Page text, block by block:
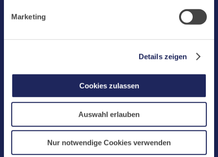
Marketing
Details zeigen
Cookies zulassen
Auswahl erlauben
Nur notwendige Cookies verwenden
Fax: +49 (0) 2652 59-359
www.maria-laach.de
Tel: +49 (0) 2652 59-313
Fax: +49 (0) 2652 59-282